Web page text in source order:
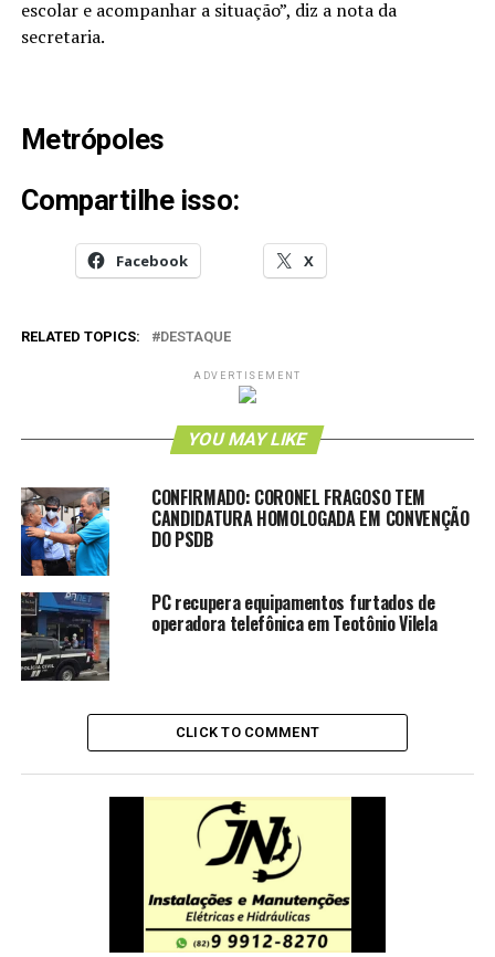
escolar e acompanhar a situação”, diz a nota da
secretaria.
Metrópoles
Compartilhe isso:
Facebook X
RELATED TOPICS: DESTAQUE
ADVERTISEMENT
YOU MAY LIKE
CONFIRMADO: CORONEL FRAGOSO TEM
CANDIDATURA HOMOLOGADA EM CONVENÇÃO
DO PSDB
PC recupera equipamentos furtados de
operadora telefônica em Teotônio Vilela
CLICK TO COMMENT